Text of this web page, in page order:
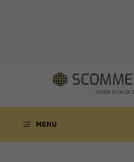
contenuto
MENU